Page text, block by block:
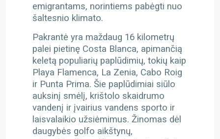
emigrantams, norintiems pabėgti nuo
šaltesnio klimato.
Pakrantė yra maždaug 16 kilometrų
palei pietinę Costa Blanca, apimančią
keletą populiarių paplūdimių, tokių kaip
Playa Flamenca, La Zenia, Cabo Roig
ir Punta Prima. Šie paplūdimiai siūlo
auksinį smėlį, krištolo skaidrumo
vandenį ir įvairius vandens sporto ir
laisvalaikio užsiėmimus. Žinomas dėl
daugybės golfo aikštynų,